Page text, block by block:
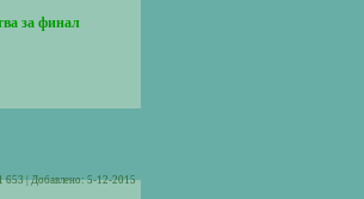
за финал
653 | Добавлено: 5-12-2015